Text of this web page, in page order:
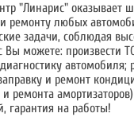
"Линарис" оказывает
ремонту любых
задачи, соблюдая
Вы можете: произвести
автомобиля;
и ремонт
и ремонта
гарантия на работы!